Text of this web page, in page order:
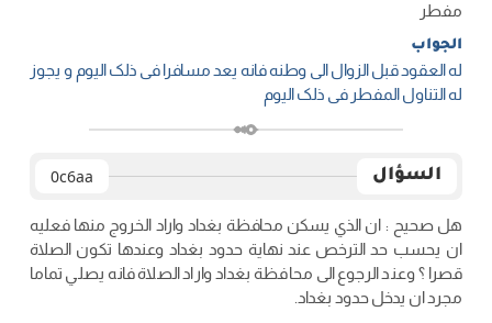
مفطر
الجواب
له العقود قبل الزوال الی وطنه فانه یعد مسافرا فی ذلک الیوم و یجوز
له التناول المفطر فی ذلک الیوم
السؤال 0c6aa
هل صحيح : ان الذي يسكن محافظة بغداد واراد الخروج منها فعليه
ان يحسب حد الترخص عند نهاية حدود بغداد وعندها تكون الصلاة
قصرا ؟ وعند الرجوع الى محافظة بغداد واراد الصلاة فانه يصلي تماما
مجرد ان يدخل حدود بغداد.